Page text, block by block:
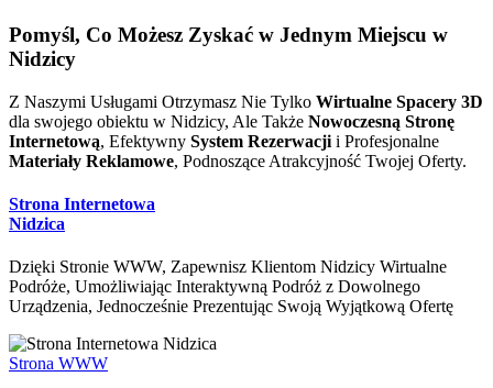
Pomyśl, Co Możesz Zyskać w Jednym Miejscu w
Nidzicy
Z Naszymi Usługami Otrzymasz Nie Tylko Wirtualne Spacery 3D
dla swojego obiektu w Nidzicy, Ale Także Nowoczesną Stronę
Internetową, Efektywny System Rezerwacji i Profesjonalne
Materiały Reklamowe, Podnoszące Atrakcyjność Twojej Oferty.
Strona Internetowa
Nidzica
Dzięki Stronie WWW, Zapewnisz Klientom Nidzicy Wirtualne
Podróże, Umożliwiając Interaktywną Podróż z Dowolnego
Urządzenia, Jednocześnie Prezentując Swoją Wyjątkową Ofertę
Strona WWW